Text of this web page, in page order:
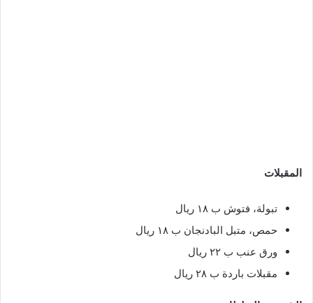
المقبلات
تبولة، فتوش ب ١٨ ريال
حمص، متبل البادنجان ب ١٨ ريال
ورق عنب ب ٢٢ ريال
مقبلات باردة ب ٢٨ ريال